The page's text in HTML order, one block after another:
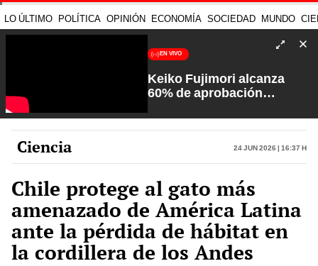
LO ÚLTIMO POLÍTICA OPINIÓN ECONOMÍA SOCIEDAD MUNDO
EN VIVO
Keiko Fujimori alcanza
60% de aprobación
Rosa María Palacios
Ciencia 24 Jun 2026 | 16:37 h
Chile protege al gato más
amenazado de América Latina
ante la pérdida de hábitat en
la cordillera de los Andes